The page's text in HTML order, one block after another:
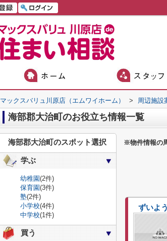
マックスバリュ川原店（エムワイホーム） > 周辺施設
海部郡大治町のお役立ち情報一覧
※物件情報の
ずいよ
海部郡大治町のスポット選択
学ぶ
幼稚園(2件)
保育園(3件)
塾(2件)
小学校(4件)
中学校(1件)
買う